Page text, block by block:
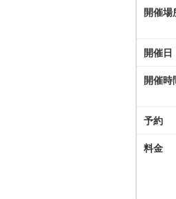
開催場
開催日
開催時
予約
料金